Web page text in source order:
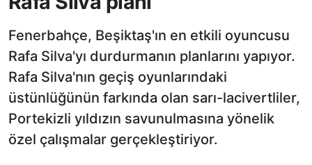
Fenerbahçe, Beşiktaş'ın en etkili oyuncusu
Rafa Silva'yı durdurmanın planlarını yapıyor.
Rafa Silva'nın geçiş oyunlarındaki
üstünlüğünün farkında olan sarı-lacivertliler,
Portekizli yıldızın savunulmasına yönelik
özel çalışmalar gerçekleştiriyor.